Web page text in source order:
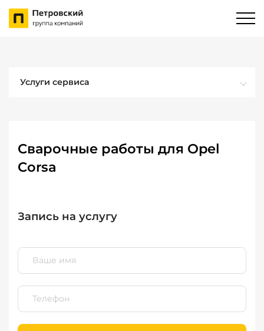
Услуги сервиса
Сварочные работы для Opel
Corsa
Запись на услугу